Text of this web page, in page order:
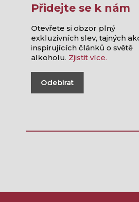
Přidejte se k nám
Otevřete si obzor plný
exkluzivních slev, tajných
inspirujících článků o světě
alkoholu. Zjistit více.
Odebírat